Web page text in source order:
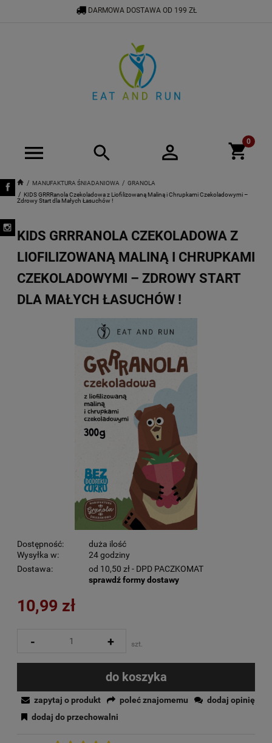
MANUFAKTURA ŚNIADANIOWA
GRANOLA
KIDS GRRRanola Czekoladowa z Liofilizowaną Maliną i Chrupkami Czekoladowymi –
Zdrowy Start dla Małych Łasuchów !
DARMOWA DOSTAWA OD 199 ZŁ
KIDS GRRRANOLA CZEKOLADOWA Z
LIOFILIZOWANĄ MALINĄ I CHRUPKAMI
CZEKOLADOWYMI – ZDROWY START
DLA MAŁYCH ŁASUCHÓW !
Dostępność:
duża ilość
Wysyłka w:
24 godziny
Dostawa:
od 10,50 zł - DPD PACZKOMAT
sprawdź formy dostawy
10,99 zł
- + szt.
do koszyka
zapytaj o produkt poleć znajomemu
dodaj opinię
dodaj do przechowalni